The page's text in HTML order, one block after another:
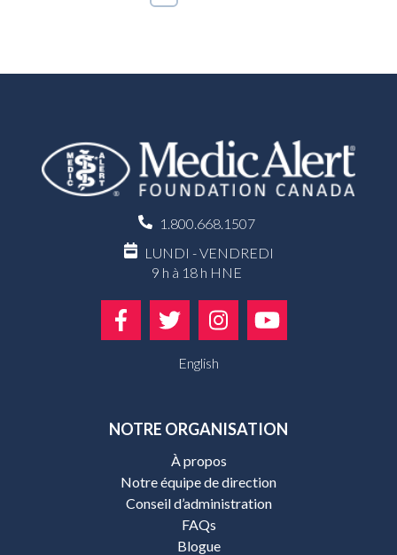
1.800.668.1507
LUNDI - VENDREDI
9 h à 18 h HNE
English
NOTRE ORGANISATION
À propos
Notre équipe de direction
Conseil d’administration
FAQs
Blogue